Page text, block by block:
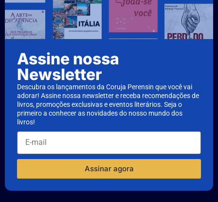
Assine nossa
Newsletter
Descubra os lançamentos da Coruja Perensin que você vai
adorar! Assine nossa newsletter e receba recomendações de
livros, promoções exclusivas e eventos literários. Seja o
primeiro a conhecer as novidades do nosso mundo dos
livros!
Assinar agora